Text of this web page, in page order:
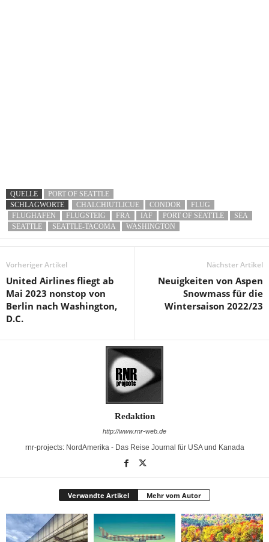
QUELLE
PORT OF SEATTLE
SCHLAGWORTE
CHALCHIUTLICUE CONDOR
FLUG
FLUGHAFEN
FLUGSTEIG FRA IAF PORT OF SEATTLE
SEA
SEATTLE
SEATTLE-TACOMA WASHINGTON
Vorheriger Artikel
United Airlines fliegt ab
Mai 2023 nonstop von
Berlin nach Washington,
D.C.
Nächster Artikel
Neuigkeiten von Aspen
Snowmass für die
Wintersaison 2022/23
Redaktion
http://www.rnr-web.de
rnr-projects: NordAmerika - Das Reise Journal für USA und Kanada
Verwandte Artikel Mehr vom Autor